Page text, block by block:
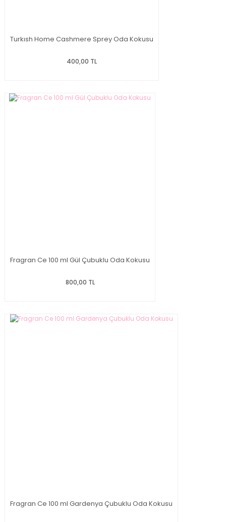
Turkısh Home Cashmere Sprey Oda Kokusu
400,00 TL
Fragran Ce 100 ml Gül Çubuklu Oda Kokusu
800,00 TL
Fragran Ce 100 ml Gardenya Çubuklu Oda Kokusu